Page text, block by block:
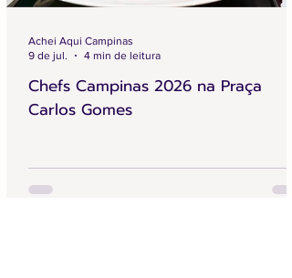
Chefs Campinas 2026 na Praça
Carlos Gomes
Achei Aqui Campinas
9 de jul.
4 min de leitura